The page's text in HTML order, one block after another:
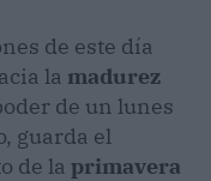
de este día
la madurez
de un lunes
guarda el
de la primavera